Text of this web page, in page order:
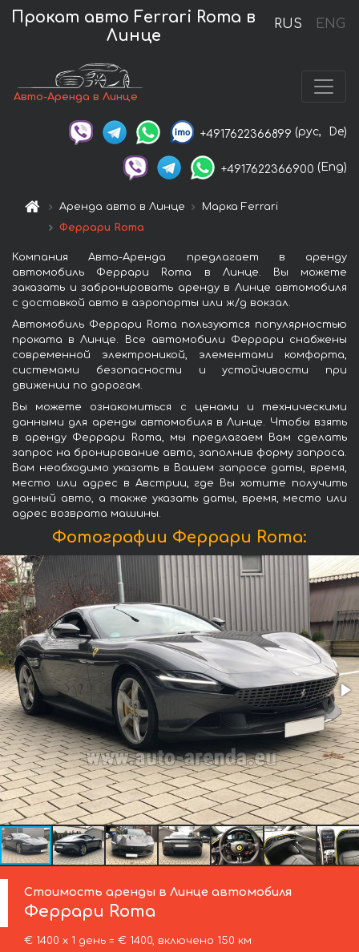
RUS ENG
Прокат авто Ferrari Roma в
Линце
Авто-Аренда в Линце
+4917622366899 (рус, De)
+4917622366900 (Eng)
Аренда авто в Линце
Марка Ferrari
Феррари Roma
Компания Авто-Аренда предлагает в аренду
автомобиль Феррари Roma в Линце. Вы можете
заказать и забронировать аренду в Линце автомобиля
с доставкой авто в аэропорты или ж/д вокзал.
Автомобиль Феррари Roma пользуются популярностью
проката в Линце. Все автомобили Феррари снабжены
современной электроникой, элементами комфорта,
системами безопасности и устойчивости при
движении по дорогам.
Вы можете ознакомиться с ценами и техническими
данными для аренды автомобиля в Линце. Чтобы взять
в аренду Феррари Roma, мы предлагаем Вам сделать
запрос на бронирование авто, заполнив форму запроса.
Вам необходимо указать в Вашем запросе даты, время,
место или адрес в Австрии, где Вы хотите получить
данный авто, а также указать даты, время, место или
адрес возврата машины.
Фотографии Феррари Roma:
Стоимость аренды в Линце автомобиля
Феррари Roma
€ 1400 х 1 день = € 1400, включено 150 км